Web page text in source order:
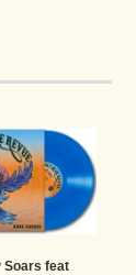
Soars feat